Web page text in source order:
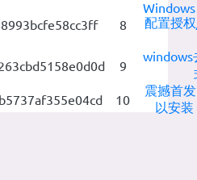
8
配置授
9
windows
10
震撼首
以安装